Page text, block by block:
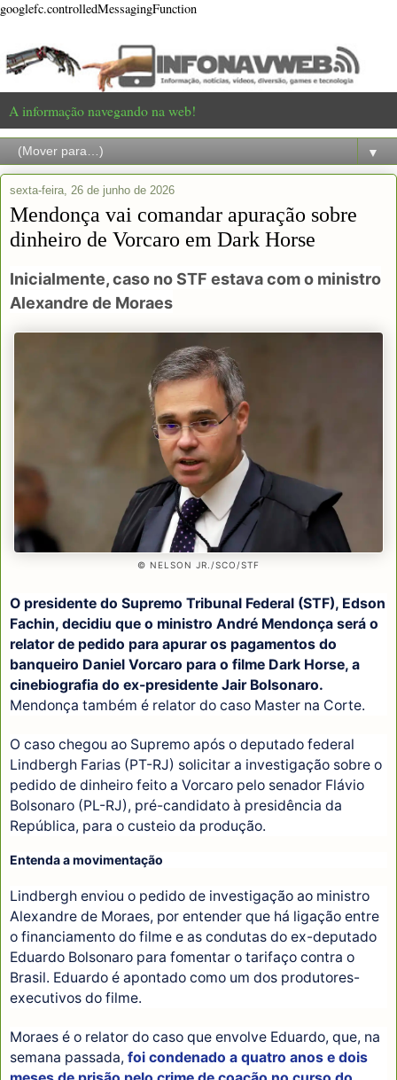
googlefc.controlledMessagingFunction
A informação navegando na web!
▼
sexta-feira, 26 de junho de 2026
Mendonça vai comandar apuração sobre
dinheiro de Vorcaro em Dark Horse
Inicialmente, caso no STF estava com o ministro
Alexandre de Moraes
© NELSON JR./SCO/STF
O presidente do Supremo Tribunal Federal (STF), Edson
Fachin, decidiu que o ministro André Mendonça será o
relator de pedido para apurar os pagamentos do
banqueiro Daniel Vorcaro para o filme Dark Horse, a
cinebiografia do ex-presidente Jair Bolsonaro.
Mendonça também é relator do caso Master na Corte.
O caso chegou ao Supremo após o deputado federal
Lindbergh Farias (PT-RJ) solicitar a investigação sobre o
pedido de dinheiro feito a Vorcaro pelo senador Flávio
Bolsonaro (PL-RJ), pré-candidato à presidência da
República, para o custeio da produção.
Entenda a movimentação
Lindbergh enviou o pedido de investigação ao ministro
Alexandre de Moraes, por entender que há ligação entre
o financiamento do filme e as condutas do ex-deputado
Eduardo Bolsonaro para fomentar o tarifaço contra o
Brasil. Eduardo é apontado como um dos produtores-
executivos do filme.
Moraes é o relator do caso que envolve Eduardo, que, na
semana passada, foi condenado a quatro anos e dois